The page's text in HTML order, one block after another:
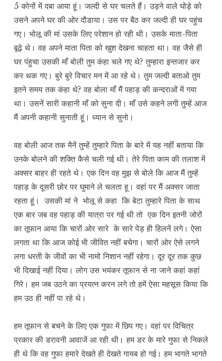
5 कोनों में दबा आया हूं। जल्दी से घर चलते हैं। उड़ने वाले घोड़े को
उसने अपने घर की ओर दौडाया। उस पर बैठ कर जल्दी ही घर पहुंच
गए। भोलू की मां उसके लिए परेशान हो रही थी। उसके माता-पिता
बूढ़े थे। वह अपने माता पिता को खुश देखना चाहता था। वह जैसे ही
घर पंहुचा उसकी माँ बोली तुम कंहा चले गए थे? तुम्हारा इन्तजार कर
कर थक गए। बुरे बुरे विचार मन में आ रहे थे। तुम जल्दी बताओ तुम
इतने समय तक कंहा थे? वह बोला माँ मैं पहाड़ की कन्दराओं में गया
था। उसनें सारी कहानी माँ को सुना दी। माँ उसे कहने लगी तुम्हें आज
मैं अपनी कहानी सुनाती हूं। ध्यान से सुनो।
वह बोली आज तक मैनें तुम्हें तुम्हारे पिता के बारे में यह नहीं बताया कि
उनके बोलने की शक्ति कैसे चली गई थी। तेरे पिता काम की तलाश में
अक्सर बाहर ही रहते थे। एक दिन वह मुझ से बोले कि आज मैं तुम्हें
पहाड़ के दूसरी छोर पर घुमाने ले चलता हू। वहां पर मैं अक्सर जाता
रहता हूं। उसकी मां ने भोलू से कहा कि बेटा तुम्हारे पिता के साथ
एक बार जब वह पहाड़ की यात्रा पर गई थी तो एक दिन इतनी जोरों
का तूफान आया कि चारों ओर सारे के सारे पेड़ ही हिलनें लगे। ऐसा
लगता था कि आज कोई भी जीवित नहीं बचेगा। चारों ओर ऐसे लगने
लगा धरती के जीवों का भी नामो निशान नहीं रहेगा। दूर दूर तक कुछ
भी दिखाई नहीं दिया। लोग उस भयंकर तूफान से ना जाने कहां कहां
गिरे। हम जब उठने का प्रयत्न करन लगे तो हमें ऐसा महसूस किया कि
हम उठ ही नहीं पा रहे थे।
हम तूफान से बचने के लिए एक गुफा में छिप गए। वहां पर विचित्र
प्रकार की डरावनी आवाजें आ रही थी। हम डर के मारे गुफा से निकले
ही थे कि वह गुफा हमारे देखते ही देखते गायब हो गई। हम भागते भागते